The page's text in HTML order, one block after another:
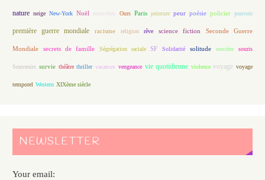
nature neige New-York Noël nouvelles Ours Paris peinture peur poésie policier pouvoir
première guerre mondiale racisme religion rêve science fiction Seconde Guerre
Mondiale secrets de famille Ségrégation raciale SF Solidarité solitude sorcière souris
Souvenirs survie théâtre thriller vacances vengeance vie quotidienne violence voyage voyage
temporel Western XIXème siècle
NEWSLETTER
Your email: